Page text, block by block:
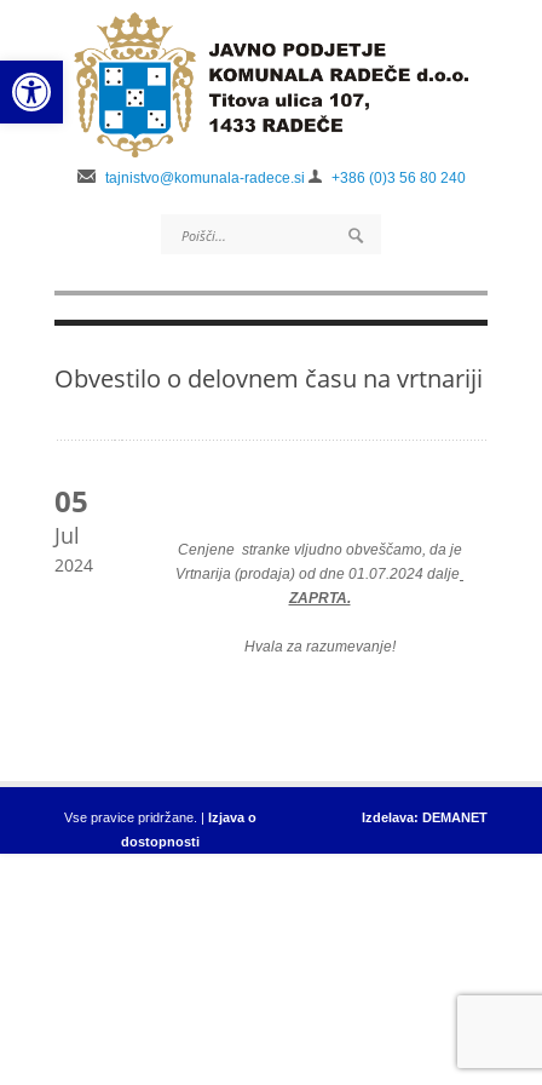
Open toolbar
tajnistvo@komunala-radece.si +386 (0)3 56 80 240
Obvestilo o delovnem času na vrtnariji
05
Jul
2024
Cenjene stranke vljudno obveščamo, da je
Vrtnarija (prodaja) od dne 01.07.2024 dalje
ZAPRTA.
Hvala za razumevanje!
Vse pravice pridržane. |Izjava o
dostopnosti
Izdelava: DEMANET